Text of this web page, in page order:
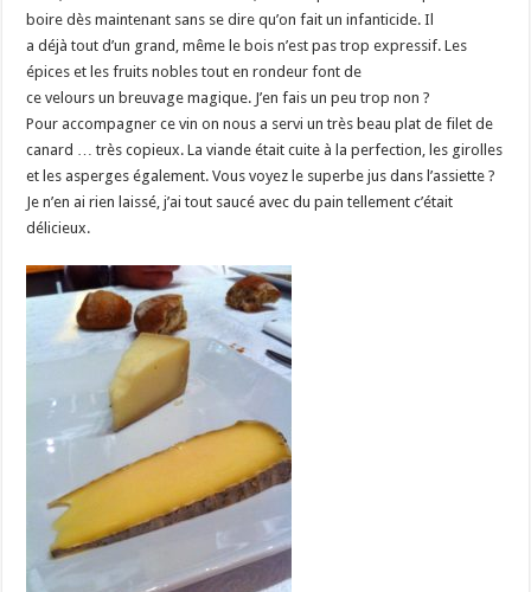
boire dès maintenant sans se dire qu’on fait un infanticide. Il
a déjà tout d’un grand, même le bois n’est pas trop expressif. Les
épices et les fruits nobles tout en rondeur font de
ce velours un breuvage magique. J’en fais un peu trop non ?
Pour accompagner ce vin on nous a servi un très beau plat de filet de
canard … très copieux. La viande était cuite à la perfection, les girolles
et les asperges également. Vous voyez le superbe jus dans l’assiette ?
Je n’en ai rien laissé, j’ai tout saucé avec du pain tellement c’était
délicieux.